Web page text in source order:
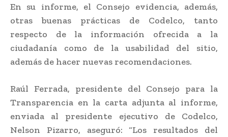
En su informe, el Consejo evidencia, además,
otras buenas prácticas de Codelco, tanto
respecto de la información ofrecida a la
ciudadanía como de la usabilidad del sitio,
además de hacer nuevas recomendaciones.
Raúl Ferrada, presidente del Consejo para la
Transparencia en la carta adjunta al informe,
enviada al presidente ejecutivo de Codelco,
Nelson Pizarro, aseguró: “Los resultados del